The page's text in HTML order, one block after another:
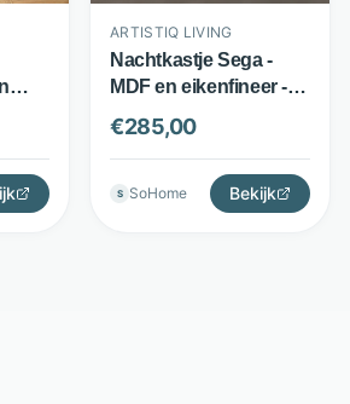
-
ARTISTIQ LIVING
Nachtkastje Sega -
MDF en eikenfineer - 2
lades - Zwart - Artistiq
Living
€285,00
S SoHome Bekijk